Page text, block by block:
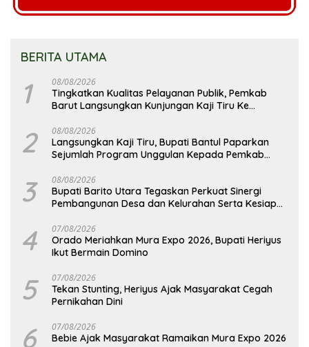
BERITA UTAMA
1 08/08/2026
Tingkatkan Kualitas Pelayanan Publik, Pemkab
Barut Langsungkan Kunjungan Kaji Tiru Ke
2 08/08/2026
Langsungkan Kaji Tiru, Bupati Bantul Paparkan
Sejumlah Program Unggulan Kepada Pemkab
3 08/08/2026
Bupati Barito Utara Tegaskan Perkuat Sinergi
Pembangunan Desa dan Kelurahan Serta Kesiapan
4 07/08/2026
Orado Meriahkan Mura Expo 2026, Bupati Heriyus
Ikut Bermain Domino
5 07/08/2026
Tekan Stunting, Heriyus Ajak Masyarakat Cegah
Pernikahan Dini
6 07/08/2026
Bebie Ajak Masyarakat Ramaikan Mura Expo 2026